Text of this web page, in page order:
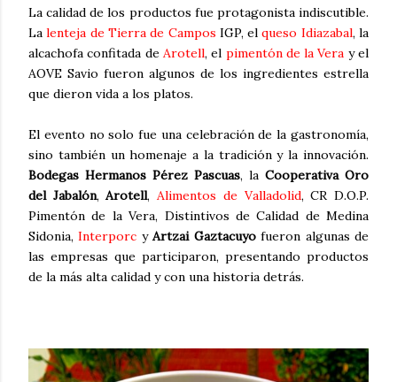
La calidad de los productos fue protagonista indiscutible.
Lalenteja de Tierra de Campos IGP, elqueso Idiazabal, la
alcachofa confitada de Arotell, el pimentón de la Vera y el
AOVE Savio fueron algunos de los ingredientes estrella
que dieron vida a los platos.
El evento no solo fue una celebración de la gastronomía,
sino también un homenaje a la tradición y la innovación.
Bodegas Hermanos Pérez Pascuas, la Cooperativa Oro
del Jabalón,Arotell, Alimentos de Valladolid, CR D.O.P.
Pimentón de la Vera, Distintivos de Calidad de Medina
Sidonia,Interporc yArtzai Gaztacuyofueron algunas de
las empresas que participaron, presentando productos
de la más alta calidad y con una historia detrás.